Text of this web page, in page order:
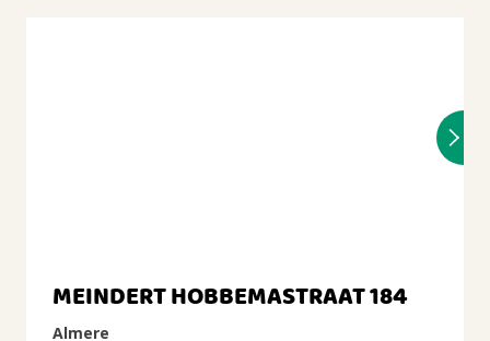
MEINDERT HOBBEMASTRAAT 184
Almere